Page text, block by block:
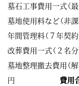
墓石工事費用一式
墓地使用料など
年間管理料（
改葬費用一式（
墓地整理撤去費用
円 費用